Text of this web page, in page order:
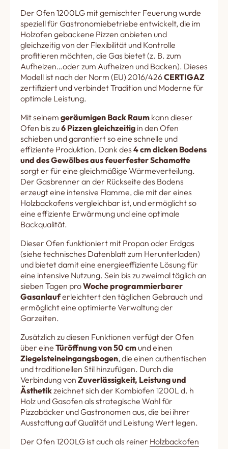
Der Ofen 1200LG mit gemischter Feuerung wurde
speziell für Gastronomiebetriebe entwickelt, die im
Holzofen gebackene Pizzen anbieten und
gleichzeitig von der Flexibilität und Kontrolle
profitieren möchten, die Gas bietet (z. B. zum
Aufheizen…oder zum Aufheizen und Backen). Dieses
Modell ist nach der Norm (EU) 2016/426CERTIGAZ
zertifiziert und verbindet Tradition und Moderne für
optimale Leistung.
Mit seinem geräumigen Back Raum kann dieser
Ofen bis zu6 Pizzen gleichzeitig in den Ofen
schieben und garantiert so eine schnelle und
effiziente Produktion. Dank des 4 cm dicken Bodens
und des Gewölbes aus feuerfester Schamotte
sorgt er für eine gleichmäßige Wärmeverteilung.
Der Gasbrenner an der Rückseite des Bodens
erzeugt eine intensive Flamme, die mit der eines
Holzbackofens vergleichbar ist, und ermöglicht so
eine effiziente Erwärmung und eine optimale
Backqualität.
Dieser Ofen funktioniert mit Propan oder Erdgas
(siehe technisches Datenblatt zum Herunterladen)
und bietet damit eine energieeffiziente Lösung für
eine intensive Nutzung. Sein bis zu zweimal täglich an
sieben Tagen proWoche programmierbarer
Gasanlauferleichtert den täglichen Gebrauch und
ermöglicht eine optimierte Verwaltung der
Garzeiten.
Zusätzlich zu diesen Funktionen verfügt der Ofen
über eine Türöffnung von 50 cm und einen
Ziegelsteineingangsbogen, die einen authentischen
und traditionellen Stil hinzufügen. Durch die
Verbindung von Zuverlässigkeit, Leistung und
Ästhetikzeichnet sich der Kombiofen 1200L d. h
Holz und Gasofen als strategische Wahl für
Pizzabäcker und Gastronomen aus, die bei ihrer
Ausstattung auf Qualität und Leistung Wert legen.
Der Ofen 1200LG ist auch als reiner Holzbackofen